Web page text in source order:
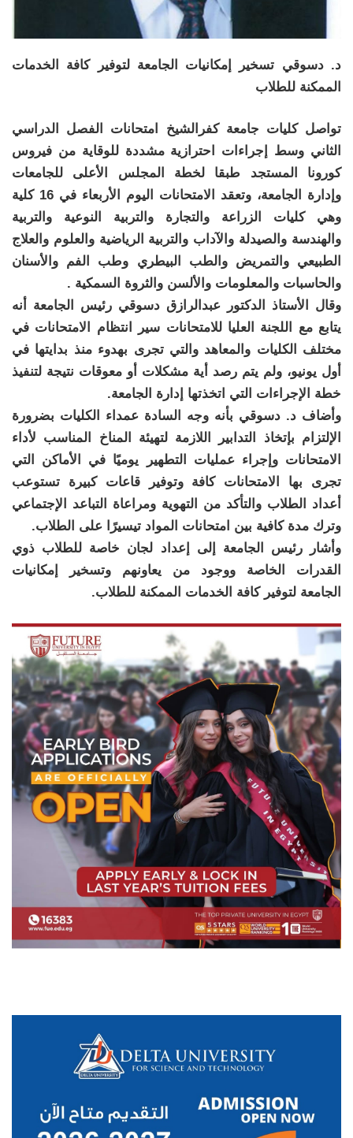
د. دسوقي تسخير إمكانيات الجامعة لتوفير كافة الخدمات
الممكنة للطلاب
تواصل كليات جامعة كفرالشيخ امتحانات الفصل الدراسي
الثاني وسط إجراءات احترازية مشددة للوقاية من فيروس
كورونا المستجد طبقا لخطة المجلس الأعلى للجامعات
وإدارة الجامعة، وتعقد الامتحانات اليوم الأربعاء في 16 كلية
وهي كليات الزراعة والتجارة والتربية النوعية والتربية
والهندسة والصيدلة والآداب والتربية الرياضية والعلوم والعلاج
الطبيعي والتمريض والطب البيطري وطب الفم والأسنان
والحاسبات والمعلومات والألسن والثروة السمكية .
وقال الأستاذ الدكتور عبدالرازق دسوقي رئيس الجامعة أنه
يتابع مع اللجنة العليا للامتحانات سير انتظام الامتحانات في
مختلف الكليات والمعاهد والتي تجرى بهدوء منذ بدايتها في
أول يونيو، ولم يتم رصد أية مشكلات أو معوقات نتيجة لتنفيذ
خطة الإجراءات التي اتخذتها إدارة الجامعة.
وأضاف د. دسوقي بأنه وجه السادة عمداء الكليات بضرورة
الإلتزام بإتخاذ التدابير اللازمة لتهيئة المناخ المناسب لأداء
الامتحانات وإجراء عمليات التطهير يوميًا في الأماكن التي
تجرى بها الامتحانات كافة وتوفير قاعات كبيرة تستوعب
أعداد الطلاب والتأكد من التهوية ومراعاة التباعد الإجتماعي
وترك مدة كافية بين امتحانات المواد تيسيرًا على الطلاب.
وأشار رئيس الجامعة إلى إعداد لجان خاصة للطلاب ذوي
القدرات الخاصة ووجود من يعاونهم وتسخير إمكانيات
الجامعة لتوفير كافة الخدمات الممكنة للطلاب.